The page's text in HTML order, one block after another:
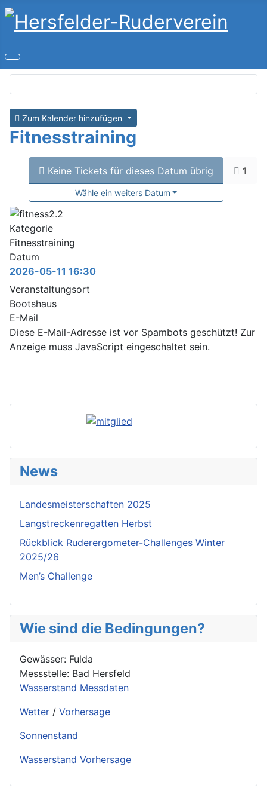
Zum Kalender hinzufügen
Fitnesstraining
Keine Tickets für dieses Datum übrig
Wähle ein weiters Datum
1
Kategorie
Fitnesstraining
Datum
2026-05-11 16:30
Veranstaltungsort
Bootshaus
E-Mail
Diese E-Mail-Adresse ist vor Spambots geschützt! Zur
Anzeige muss JavaScript eingeschaltet sein.
News
Landesmeisterschaften 2025
Langstreckenregatten Herbst
Rückblick Ruderergometer-Challenges Winter
2025/26
Men’s Challenge
Wie sind die Bedingungen?
Gewässer: Fulda
Messstelle: Bad Hersfeld
Wasserstand Messdaten
Wetter / Vorhersage
Sonnenstand
Wasserstand Vorhersage